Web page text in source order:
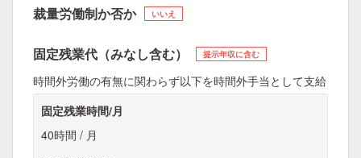
裁量労働制か否か いいえ
固定残業代（みなし含む） 提示年収に含む
時間外労働の有無に関わらず以下を時間外手当として支給
固定残業時間/月
40時間 / 月